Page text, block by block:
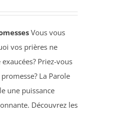
Vous vous
vos prières ne
Priez-vous
La Parole
une puissance
Découvrez les